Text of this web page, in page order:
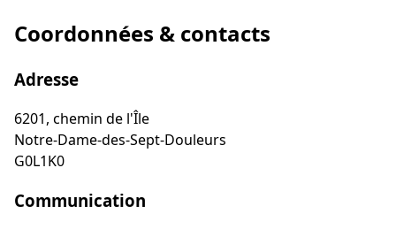
Coordonnées & contacts
Adresse
6201, chemin de l'Île
Notre-Dame-des-Sept-Douleurs
G0L1K0
Communication